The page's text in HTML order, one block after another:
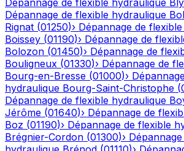
Dépannage de flexible hydraulique
Dépannage de flexible hydraulique
Rignat (01250)› Dépannage de
Boissey (01190)› Dépannage de
Bolozon (01450)› Dépannage de
Bouligneux (01330)› Dépannage de
Bourg-en-Bresse (01000)›
hydraulique Bourg-Saint-Christophe (
Dépannage de flexible hydraulique
Jérôme (01640)› Dépannage de
Boz (01190)› Dépannage de flexible
Brégnier-Cordon (01300)›